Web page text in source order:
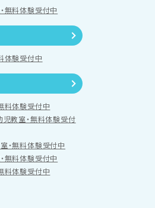
無料体験受付中
体験受付中
料体験受付中
教室・無料体験受付
・無料体験受付中
無料体験受付中
料体験受付中